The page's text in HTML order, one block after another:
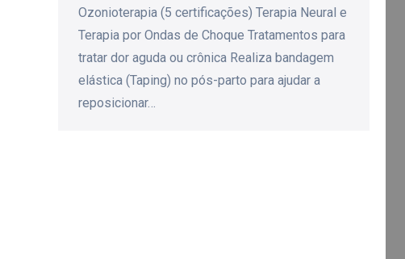
Ozonioterapia (5 certificações) Terapia Neural e
Terapia por Ondas de Choque Tratamentos para
tratar dor aguda ou crônica Realiza bandagem
elástica (Taping) no pós-parto para ajudar a
reposicionar…